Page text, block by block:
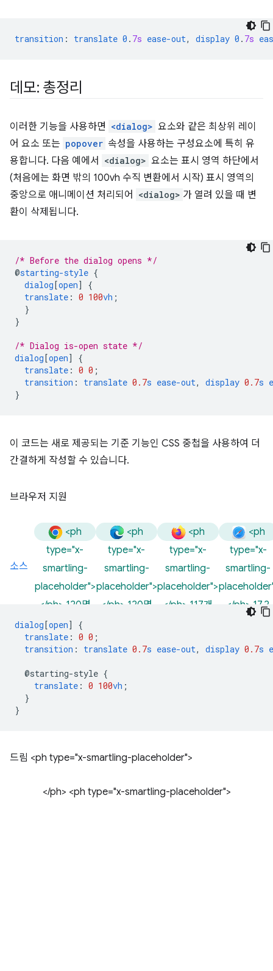
transition : translate 0 . 7s ease-out, display 0 . 7s
데모: 총정리
이러한 기능을 사용하면 <dialog> 요소와 같은 최상위 레이
어 요소 또는 popover 속성을 사용하는 구성요소에 특히 유
용합니다. 다음 예에서
<dialog> 요소는 표시 영역 하단에서
(처음에는 화면 밖의 100vh 수직 변환에서 시작) 표시 영역의
중앙으로 애니메이션 처리되어
<dialog> 가 열려 있을 때 변
환이 삭제됩니다.
/* Before the dialog opens */
@starting-style {
dialog[open]
{
translate : 0 100vh ;
}
}
/* Dialog is-open state */
dialog[open]
{
translate : 0 0 ;
transition : translate 0.7s ease-out, display 0.7s
}
이 코드는 새로 제공되는 기준 기능인 CSS 중첩을 사용하여 더
간결하게 작성할 수 있습니다.
브라우저 지원
<ph
type="x-
smartling-
placeholder">
</ph> 120명
<ph
type="x-
smartling-
placeholder">
</ph> 120명
<ph
type="x-
smartling-
placeholder">
</ph> 117개
<ph
type="x-
smartling-
</ph> 17.2
소스
dialog [open]
{
translate : 0 0 ;
transition : translate 0.7s ease-out, display 0.7s
@starting-style {
translate : 0 100vh ;
}
}
드림 <ph type="x-smartling-placeholder">
</ph> <ph type="x-smartling-placeholder">